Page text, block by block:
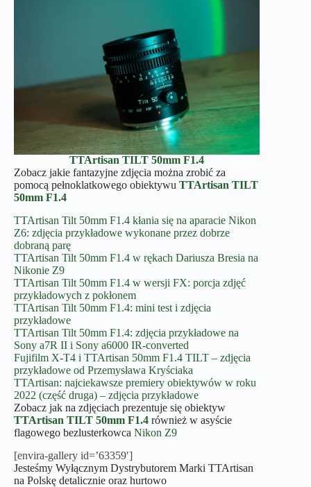
TTArtisan TILT50mm F1.4
Zobacz jakie fantazyjne zdjęcia można zrobić za
pomocą pełnoklatkowego obiektywu TTArtisan TILT
50mm F1.4
TTArtisan Tilt 50mm F1.4 kłania się na aparacie Nikon
Z6: zdjęcia przykładowe wykonane przez dobrze
dobraną parę
TTArtisan Tilt 50mm F1.4 w rękach Dariusza Bresia na
Nikonie Z9
TTArtisan Tilt 50mm F1.4 w wersji FX: porcja zdjęć
przykładowych z pokłonem
TTArtisan Tilt 50mm F1.4: mini test i zdjęcia
przykładowe
TTArtisan Tilt 50mm F1.4: zdjęcia przykładowe na
Sony a7R II i Sony a6000 IR-converted
Fujifilm X-T4 i TTArtisan 50mm F1.4 TILT – zdjęcia
przykładowe od Przemysława Kryściaka
TTArtisan: najciekawsze premiery obiektywów w roku
2022 (część druga) – zdjęcia przykładowe
Zobacz jak na zdjęciach prezentuje się obiektyw
TTArtisan TILT 50mm F1.4 również w asyście
flagowego bezlusterkowca Nikon Z9
[envira-gallery id=’63359′]
Jesteśmy Wyłącznym Dystrybutorem Marki TTArtisan
na Polskę detalicznie oraz hurtowo